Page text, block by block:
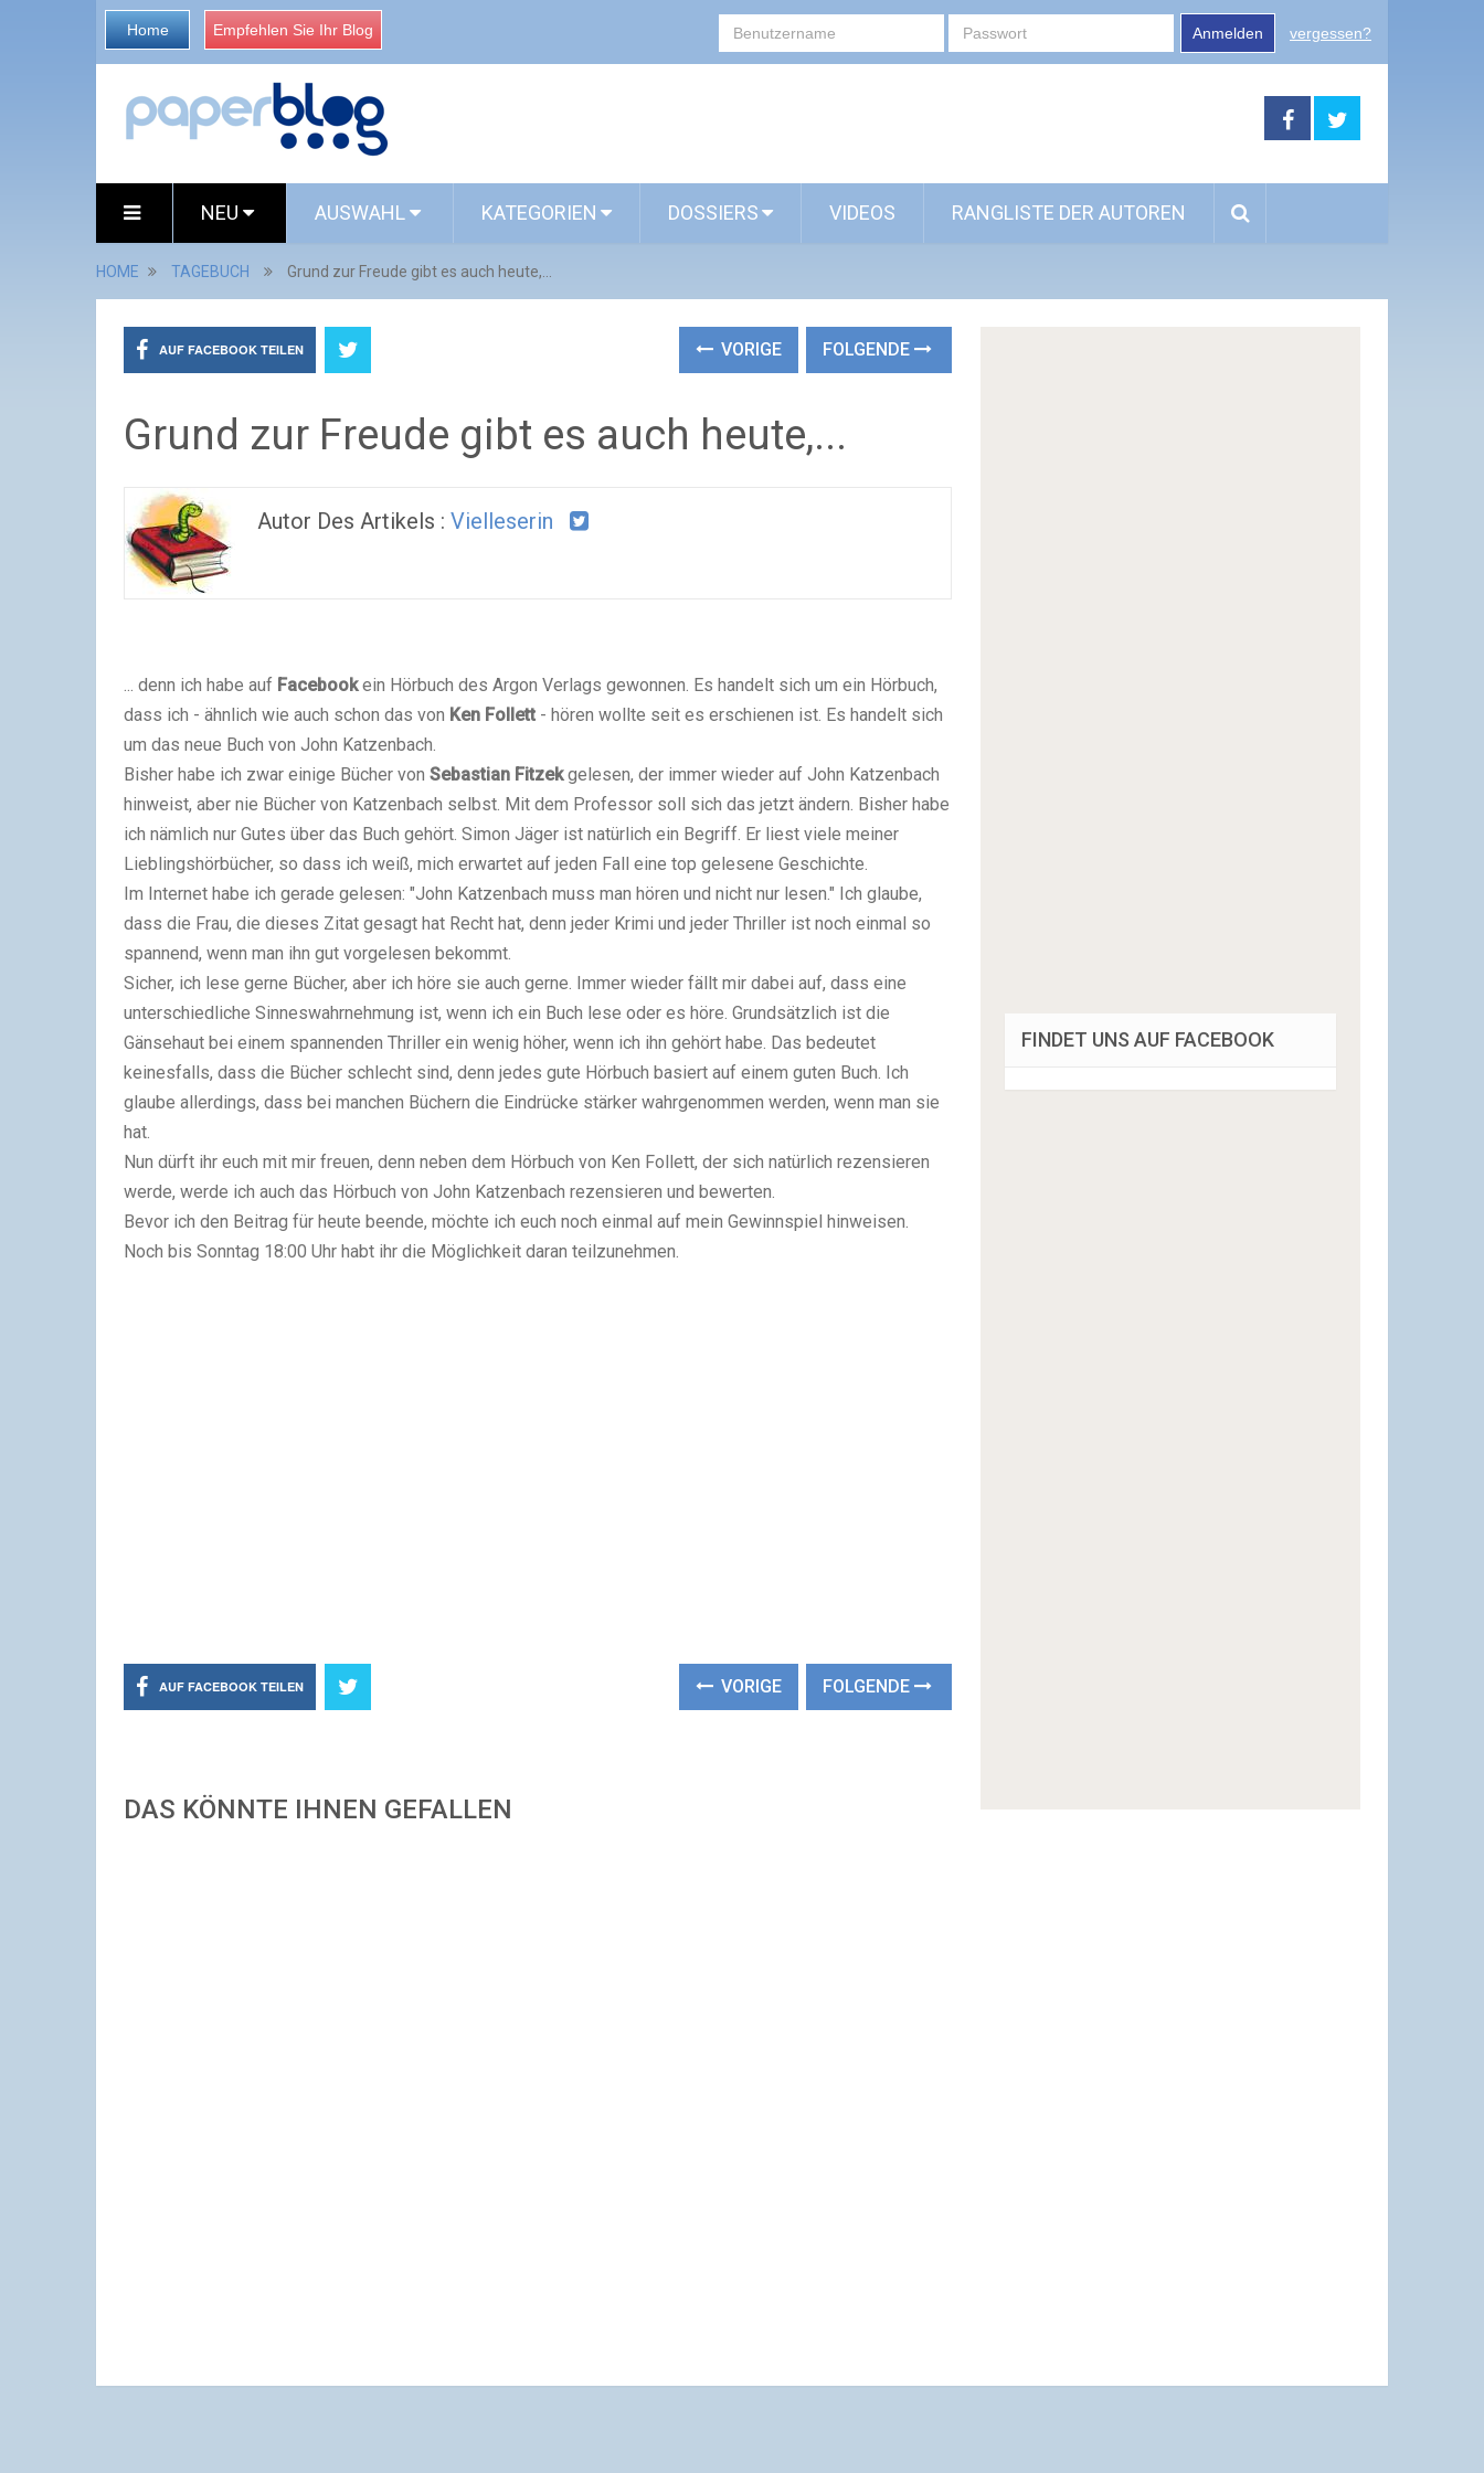
Home Empfehlen Sie Ihr Blog Anmelden vergessen?
NEU AUSWAHL KATEGORIEN DOSSIERS VIDEOS RANGLISTE DER AUTOREN
HOME TAGEBUCH Grund zur Freude gibt es auch heute,...
AUF FACEBOOK TEILEN VORIGE FOLGENDE
Grund zur Freude gibt es auch heute,...
Autor Des Artikels : Vielleserin
... denn ich habe auf Facebookein Hörbuch des Argon Verlags gewonnen. Es handelt sich um ein Hörbuch,
dass ich - ähnlich wie auch schon das von Ken Follett - hören wollte seit es erschienen ist. Es handelt sich
um das neue Buch von John Katzenbach.
Bisher habe ich zwar einige Bücher von Sebastian Fitzekgelesen, der immer wieder auf John Katzenbach
hinweist, aber nie Bücher von Katzenbach selbst. Mit dem Professor soll sich das jetzt ändern. Bisher habe
ich nämlich nur Gutes über das Buch gehört. Simon Jäger ist natürlich ein Begriff. Er liest viele meiner
Lieblingshörbücher, so dass ich weiß, mich erwartet auf jeden Fall eine top gelesene Geschichte.
Im Internet habe ich gerade gelesen: "John Katzenbach muss man hören und nicht nur lesen." Ich glaube,
dass die Frau, die dieses Zitat gesagt hat Recht hat, denn jeder Krimi und jeder Thriller ist noch einmal so
spannend, wenn man ihn gut vorgelesen bekommt.
Sicher, ich lese gerne Bücher, aber ich höre sie auch gerne. Immer wieder fällt mir dabei auf, dass eine
unterschiedliche Sinneswahrnehmung ist, wenn ich ein Buch lese oder es höre. Grundsätzlich ist die
Gänsehaut bei einem spannenden Thriller ein wenig höher, wenn ich ihn gehört habe. Das bedeutet
keinesfalls, dass die Bücher schlecht sind, denn jedes gute Hörbuch basiert auf einem guten Buch. Ich
glaube allerdings, dass bei manchen Büchern die Eindrücke stärker wahrgenommen werden, wenn man sie
hat.
Nun dürft ihr euch mit mir freuen, denn neben dem Hörbuch von Ken Follett, der sich natürlich rezensieren
werde, werde ich auch das Hörbuch von John Katzenbach rezensieren und bewerten.
Bevor ich den Beitrag für heute beende, möchte ich euch noch einmal auf mein Gewinnspiel hinweisen.
Noch bis Sonntag 18:00 Uhr habt ihr die Möglichkeit daran teilzunehmen.
AUF FACEBOOK TEILEN VORIGE FOLGENDE
DAS KÖNNTE IHNEN GEFALLEN
FINDET UNS AUF FACEBOOK